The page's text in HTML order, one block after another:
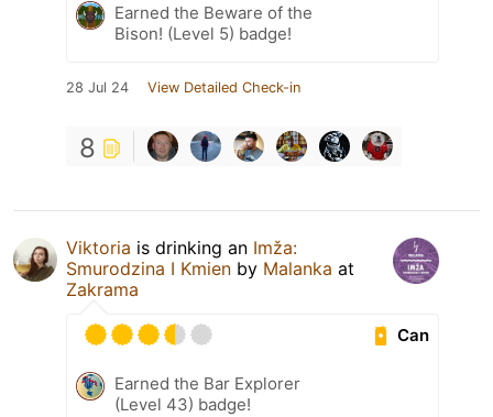
Earned the Beware of the
Bison! (Level 5) badge!
28 Jul 24 View Detailed Check-in
8
Viktoria is drinking an Imža:
Smurodzina I Kmien by Malanka at
Zakrama
Can
Earned the Bar Explorer
(Level 43) badge!